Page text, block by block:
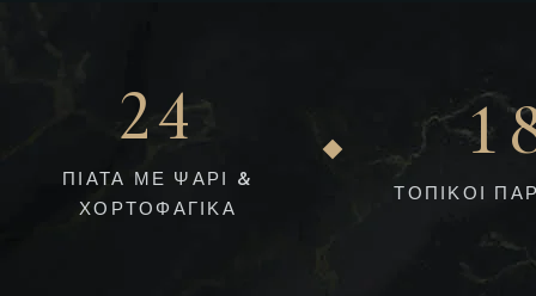
24
ΠΙΑΤΑ ΜΕ ΨΑΡΙ &
ΧΟΡΤΟΦΑΓΙΚΑ
1
ΤΟΠΙΚΟΙ